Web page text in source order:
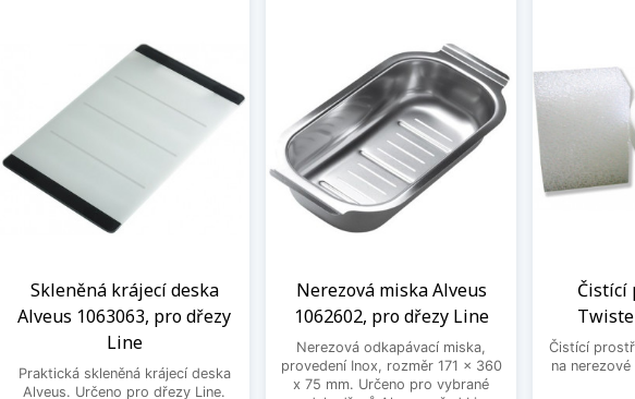
Skleněná krájecí deska
Alveus 1063063, pro dřezy
Line
Praktická skleněná krájecí deska
Alveus. Určeno pro dřezy Line.
Nerezová miska Alveus
1062602, pro dřezy Line
Nerezová odkapávací miska,
provedení Inox, rozměr 171 x 360
x 75 mm. Určeno pro vybrané
Čistící
Čistící
na